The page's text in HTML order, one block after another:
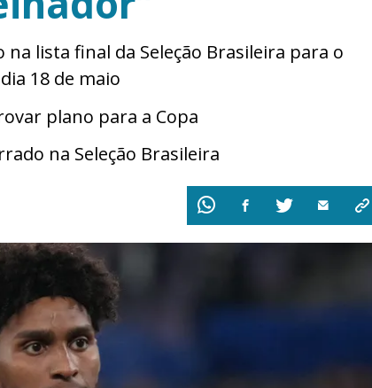
lista final da Seleção Brasileira para o
18 de maio
plano para a Copa
na Seleção Brasileira